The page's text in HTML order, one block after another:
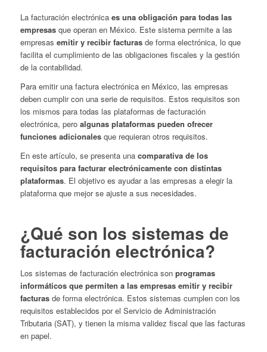
La facturación electrónica es una obligación para todas las
empresas que operan en México. Este sistema permite a las
empresas emitir y recibir facturasde forma electrónica, lo que
facilita el cumplimiento de las obligaciones fiscales y la gestión
de la contabilidad.
Para emitir una factura electrónica en México, las empresas
deben cumplir con una serie de requisitos. Estos requisitos son
los mismos para todas las plataformas de facturación
electrónica, pero algunas plataformas pueden ofrecer
funciones adicionalesque requieran otros requisitos.
En este artículo, se presenta una comparativa de los
requisitos para facturar electrónicamente con distintas
plataformas. El objetivo es ayudar a las empresas a elegir la
plataforma que mejor se ajuste a sus necesidades.
¿Qué son los sistemas de
facturación electrónica?
Los sistemas de facturación electrónica sonprogramas
informáticos que permiten a las empresas emitir y recibir
facturasde forma electrónica. Estos sistemas cumplen con los
requisitos establecidos por el Servicio de Administración
Tributaria (SAT), y tienen la misma validez fiscal que las facturas
en papel.